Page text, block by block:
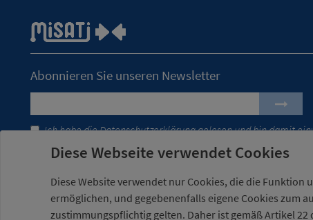
Abonnieren Sie unseren Newsletter
Ich habe dieDatenschutzerklärunggelesen und bin damit
Diese Webseite verwendet Cookies
Diese Website verwendet nur Cookies, die die
ermöglichen, und gegebenenfalls eigene Cookies zum
zustimmungspflichtig gelten. Daher ist gemäß Artikel